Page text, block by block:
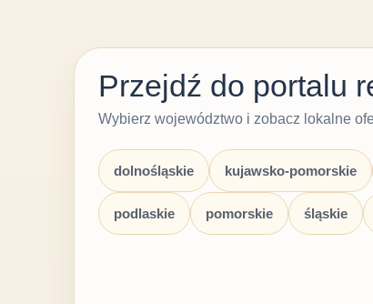
Przejdź do portalu
Wybierz województwo i zobacz lokalne
dolnośląskie kujawsko-pomorskie
podlaskie pomorskie śląskie